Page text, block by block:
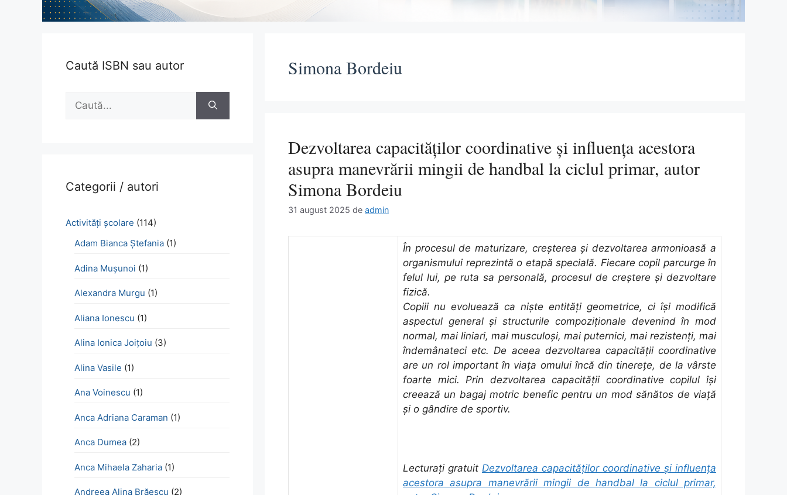
Simona Bordeiu
Dezvoltarea capacităților coordinative și influența acestora
asupra manevrării mingii de handbal la ciclul primar, autor
Simona Bordeiu
31 august 2025 de admin
În procesul de maturizare, creşterea şi dezvoltarea armonioasă a
organismului reprezintă o etapă specială. Fiecare copil parcurge în
felul lui, pe ruta sa personală, procesul de creştere şi dezvoltare
fizică.
Copiii nu evoluează ca nişte entităţi geometrice, ci îşi modifică
aspectul general şi structurile compoziţionale devenind în mod
normal, mai liniari, mai musculoşi, mai puternici, mai rezistenţi, mai
îndemânateci etc. De aceea dezvoltarea capacității coordinative
are un rol important în viaţa omului încă din tinereţe, de la vârste
foarte mici. Prin dezvoltarea capacității coordinative copilul îşi
creează un bagaj motric benefic pentru un mod sănătos de viaţă
şi o gândire de sportiv.
Lecturați gratuit Dezvoltarea capacităților coordinative și influența
acestora asupra manevrării mingii de handbal la ciclul primar,
Caută ISBN sau autor
după:
Categorii / autori
Activităţi şcolare (114)
Adam Bianca Ștefania (1)
Adina Mușunoi (1)
Alexandra Murgu (1)
Aliana Ionescu (1)
Alina Ionica Joițoiu (3)
Alina Vasile (1)
Ana Voinescu (1)
Anca Adriana Caraman (1)
Anca Dumea (2)
Anca Mihaela Zaharia (1)
Andreea Alina Brăescu (2)